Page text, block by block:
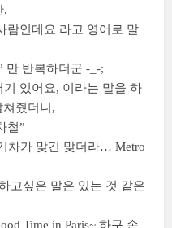
.
람인데요 라고 영어로 말
만 반복하더군 -_-;
있어요, 이라는 말을 하
쳐줬더니,
철”
차가 맞긴 맞더라… Metro
고싶은 말은 있는 것 같은
Time in Paris~ 하구 손